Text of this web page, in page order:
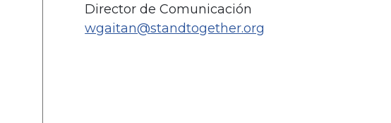
Director de Comunicación
wgaitan@standtogether.org